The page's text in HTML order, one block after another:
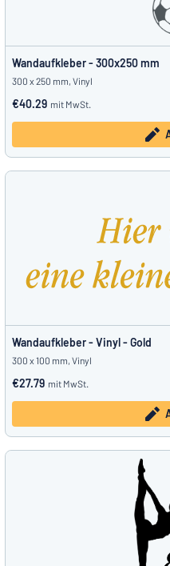
Wandaufkleber - 300x250 mm
300 x 250 mm, Vinyl
€40.29 mit MwSt.
Wandaufkleber - Vinyl - Gold
300 x 100 mm, Vinyl
€27.79 mit MwSt.